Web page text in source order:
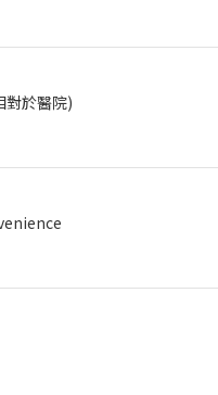
對於醫院)